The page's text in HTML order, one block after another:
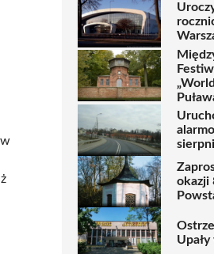
okazji